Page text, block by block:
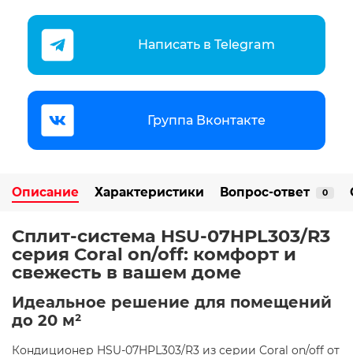
Написать в Telegram
Группа Вконтакте
Описание Характеристики Вопрос-ответ 0
Сплит-система HSU-07HPL303/R3
серия Coral on/off: комфорт и
свежесть в вашем доме ️
Идеальное решение для помещений
до 20 м²
Кондиционер HSU-07HPL303/R3 из серии Coral on/off от